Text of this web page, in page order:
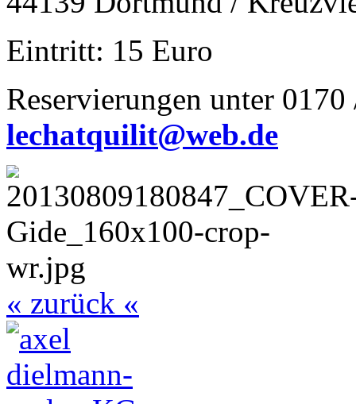
Eintritt: 15 Euro
Reservierungen unter
lechatquilit@web.de
« zurück «